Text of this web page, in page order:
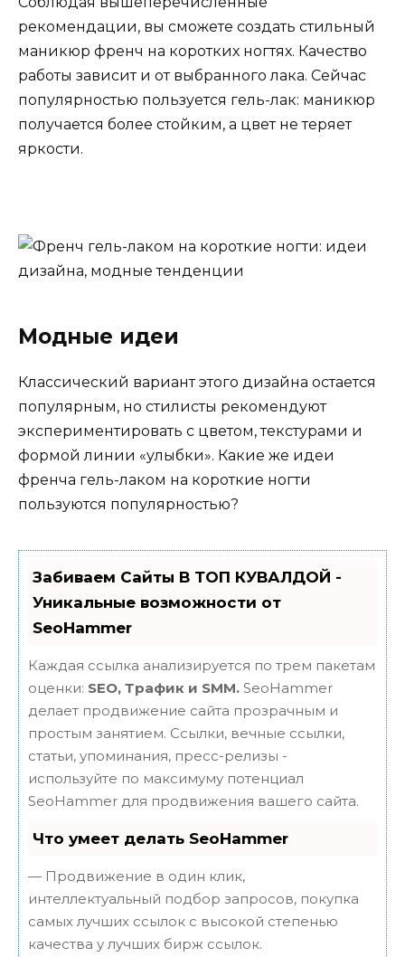
рекомендации, вы сможете создать стильный
маникюр френч на коротких ногтях. Качество
работы зависит и от выбранного лака. Сейчас
популярностью пользуется гель-лак: маникюр
получается более стойким, а цвет не теряет
яркости.
Модные идеи
Классический вариант этого дизайна остается
популярным, но стилисты рекомендуют
экспериментировать с цветом, текстурами и
формой линии «улыбки». Какие же идеи
френча гель-лаком на короткие ногти
пользуются популярностью?
Забиваем Сайты В ТОП КУВАЛДОЙ -
Уникальные возможности от
SeoHammer
Каждая ссылка анализируется по трем пакетам
оценки: SEO, Трафик и SMM. SeoHammer
делает продвижение сайта прозрачным и
простым занятием. Ссылки, вечные ссылки,
статьи, упоминания, пресс-релизы -
используйте по максимуму потенциал
SeoHammer для продвижения вашего сайта.
Что умеет делать SeoHammer
— Продвижение в один клик,
интеллектуальный подбор запросов, покупка
самых лучших ссылок с высокой степенью
качества у лучших бирж ссылок.